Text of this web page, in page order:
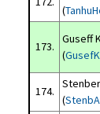
(
173.
Guseff
(
174.
(